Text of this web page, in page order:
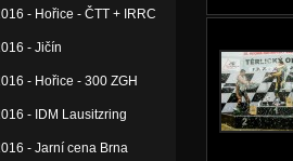
- Hořice - ČTT + IRRC
- Jičín
- Hořice - 300 ZGH
- IDM Lausitzring
- Jarní cena Brna